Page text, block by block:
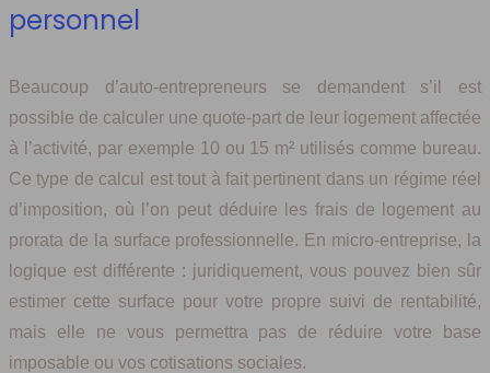
personnel
Beaucoup d’auto-entrepreneurs se demandent s’il est
possible de calculer une quote-part de leur logement affectée
à l’activité, par exemple 10 ou 15 m² utilisés comme bureau.
Ce type de calcul est tout à fait pertinent dans un régime réel
d’imposition, où l’on peut déduire les frais de logement au
prorata de la surface professionnelle. En micro-entreprise, la
logique est différente : juridiquement, vous pouvez bien sûr
estimer cette surface pour votre propre suivi de rentabilité,
mais elle ne vous permettra pas de réduire votre base
imposable ou vos cotisations sociales.